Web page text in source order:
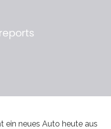
ein neues Auto heute aus